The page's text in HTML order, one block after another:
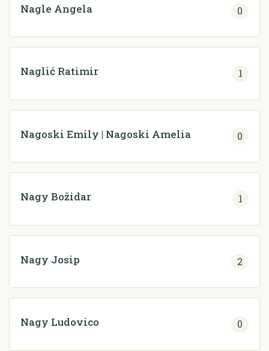
Nagle Angela 0
Naglić Ratimir 1
Nagoski Emily | Nagoski Amelia 0
Nagy Božidar 1
Nagy Josip 2
Nagy Ludovico 0